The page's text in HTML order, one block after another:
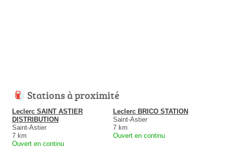
Stations à proximité
Leclerc SAINT ASTIER
DISTRIBUTION
Saint-Astier
7 km
Ouvert en continu
Leclerc BRICO STATION
Saint-Astier
7 km
Ouvert en continu